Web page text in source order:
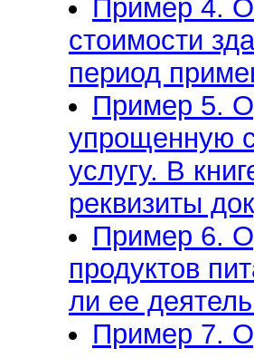
Пример 4.
стоимости
период
Пример 5.
упрощенную
услугу. В
реквизиты
Пример 6.
продуктов
ли ее
Пример 7.